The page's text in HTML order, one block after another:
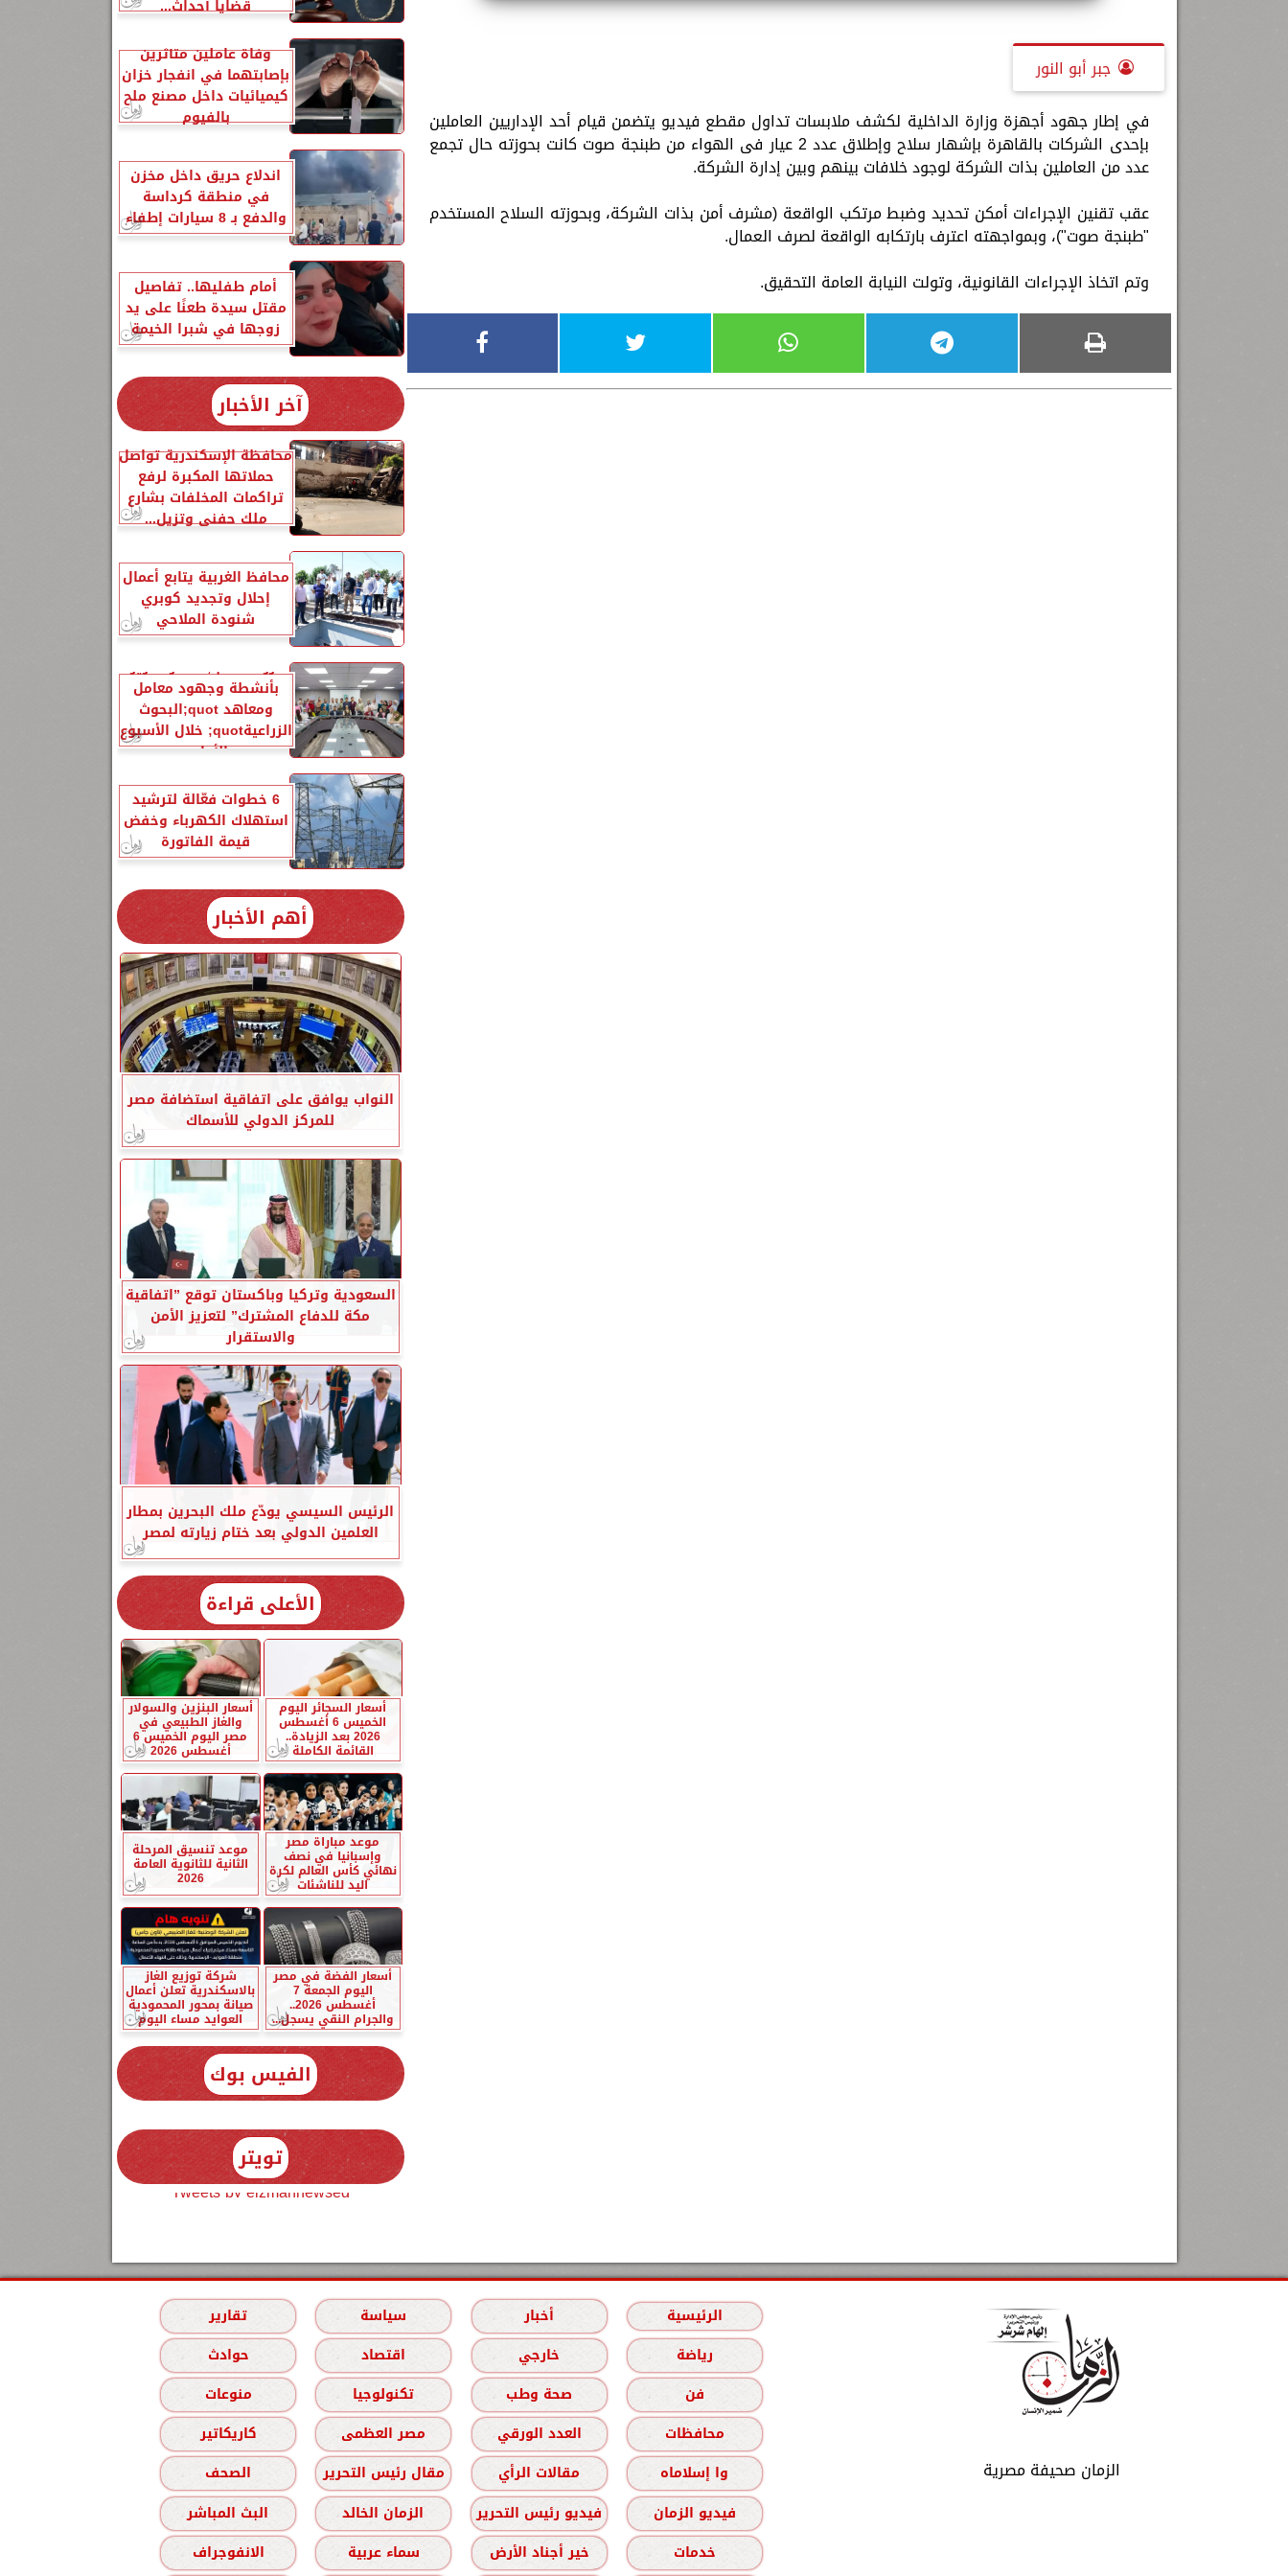
جبر أبو النور
في إطار جهود أجهزة وزارة الداخلية لكشف ملابسات تداول مقطع فيديو يتضمن قيام أحد الإداريين العاملين
بإحدى الشركات بالقاهرة بإشهار سلاح وإطلاق عدد 2 عيار فى الهواء من طبنجة صوت كانت بحوزته حال تجمع
عدد من العاملين بذات الشركة لوجود خلافات بينهم وبين إدارة الشركة.
عقب تقنين الإجراءات أمكن تحديد وضبط مرتكب الواقعة (مشرف أمن بذات الشركة، وبحوزته السلاح المستخدم
"طبنجة صوت")، وبمواجهته اعترف بارتكابه الواقعة لصرف العمال.
وتم اتخاذ الإجراءات القانونية، وتولت النيابة العامة التحقيق.
قضايا أحداث...
وفاة عاملين متأثرين
بإصابتهما في انفجار خزان
كيميائيات داخل مصنع ملح
بالفيوم
اندلاع حريق داخل مخزن
في منطقة كرداسة
والدفع بـ 8 سيارات إطفاء
أمام طفليها.. تفاصيل
مقتل سيدة طعنًا على يد
زوجها في شبرا الخيمة
آخر الأخبار
محافظة الإسكندرية تواصل
حملاتها المكبرة لرفع
تراكمات المخلفات بشارع
ملك حفني وتزيل...
محافظ الغربية يتابع أعمال
إحلال وتجديد كوبري
شنودة الملاحي
الزراعةquot; تنشر تقريرًا
بأنشطة وجهود معامل
ومعاهد quot;البحوث
الزراعيةquot; خلال الأسبوع
الأول...
6 خطوات فعّالة لترشيد
استهلاك الكهرباء وخفض
قيمة الفاتورة
أهم الأخبار
النواب يوافق على اتفاقية استضافة مصر
للمركز الدولي للأسماك
السعودية وتركيا وباكستان توقع ”اتفاقية
مكة للدفاع المشترك” لتعزيز الأمن
والاستقرار
الرئيس السيسي يودّع ملك البحرين بمطار
العلمين الدولي بعد ختام زيارته لمصر
الأعلى قراءة
أسعار السجائر اليوم
الخميس 6 أغسطس
2026 بعد الزيادة..
القائمة الكاملة
أسعار البنزين والسولار
والغاز الطبيعي في
مصر اليوم الخميس 6
أغسطس 2026
موعد مباراة مصر
وإسبانيا في نصف
نهائي كأس العالم لكرة
اليد للناشئات
موعد تنسيق المرحلة
الثانية للثانوية العامة
2026
أسعار الفضة في مصر
اليوم الجمعة 7
أغسطس 2026..
والجرام النقي يسجل...
شركة توزيع الغاز
بالاسكندرية تعلن أعمال
صيانة بمحور المحمودية
العوايد مساء اليوم
الفيس بوك
تويتر
Tweets by elzmannewseg
الزمان صحيفة مصرية
الرئيسية أخبار سياسة
تقارير
رياضة
خارجي اقتصاد
حوادث
فن
صحة وطب تكنولوجيا
منوعات
محافظات
العدد الورقي مصر العظمى
كاريكاتير
وا إسلاماه
مقالات الرأي مقال رئيس التحرير
الصحف
فيديو الزمان
فيديو رئيس التحرير الزمان الخالد
البث المباشر
خدمات
خير أجناد الأرض سماء عربية الانفوجراف